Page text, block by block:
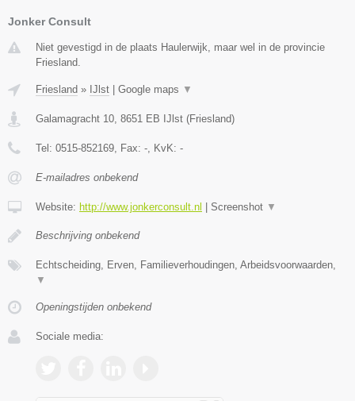
Jonker Consult
Niet gevestigd in de plaats Haulerwijk, maar wel in de provincie
Friesland.
Friesland » IJlst Google maps ▼
Galamagracht 10 8651 EB IJlst (Friesland)
Tel: 0515-852169 , Fax: - , KvK: -
E-mailadres onbekend
Website: http://www.jonkerconsult.nl Screenshot ▼
Beschrijving onbekend
Echtscheiding, Erven, Familieverhoudingen, Arbeidsvoorwaarden,
▼
Openingstijden onbekend
Sociale media: